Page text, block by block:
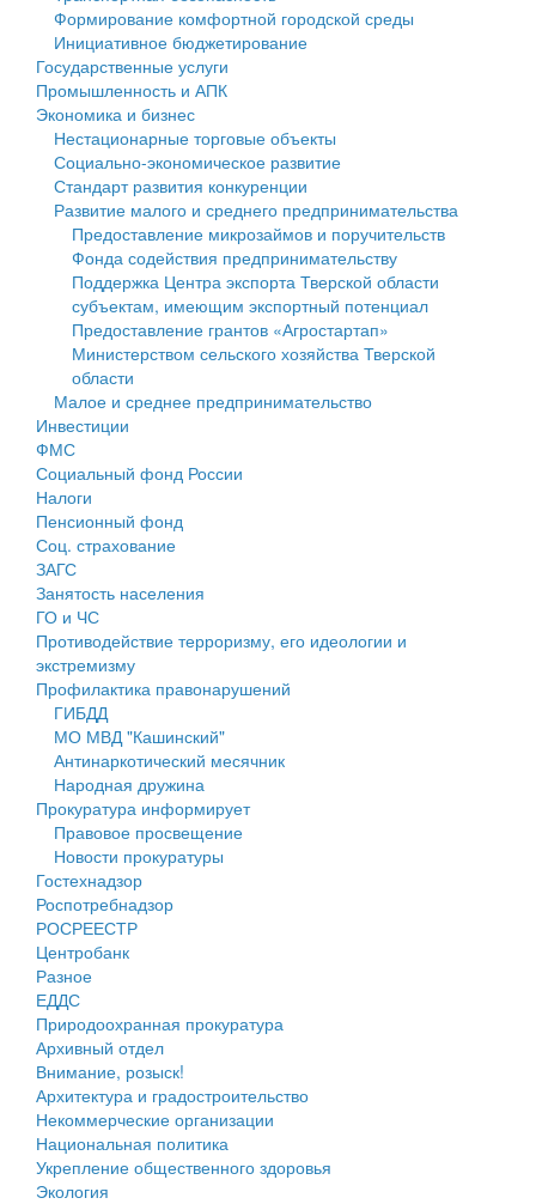
Государственные услуги
Промышленность и АПК
Экономика и бизнес
Символика
Устав
Гостям округа
Туризм
Культура
Образование
Здравоохранение
Социальная защита
Фотоальбом
муниципального округа Тверской области
Администрация Кашинского муниципального округа
Тверской области
Управление сельскими территориями
Открытые данные
Работа с обращениями граждан
Муниципальный контроль
Муниципальные услуги
Проекты административных регламентов
Антимонопольный комплаенс
Противодействие коррупции
Финансовое управление
Бюджет для граждан
Имущество
Выявление правообладателей ранее учтенных
объектов недвижимости
Имущественная поддержка субъектов малого и
среднего предпринимательства
Информационная поддержка субъектов малого и
среднего предпринимательства
Муниципальные программы
Контрольно-счетная палата
Персональные данные
Оценка регулирующего воздействия
Деятельность МУ
Нормативы градостроительного проектирования
Правила землепользования и застройки
Генеральные планы
Проекты планировки территории
Собрание депутатов
Городское поселение
Сельские поселения
Формирование комфортной городской среды
Инициативное бюджетирование
Государственные услуги
Промышленность и АПК
Экономика и бизнес
Нестационарные торговые объекты
Социально-экономическое развитие
Стандарт развития конкуренции
Развитие малого и среднего предпринимательства
Предоставление микрозаймов и поручительств
Фонда содействия предпринимательству
Поддержка Центра экспорта Тверской области
субъектам, имеющим экспортный потенциал
Предоставление грантов «Агростартап»
Министерством сельского хозяйства Тверской
области
Малое и среднее предпринимательство
Инвестиции
ФМС
Социальный фонд России
Налоги
Пенсионный фонд
Соц. страхование
ЗАГС
Занятость населения
ГО и ЧС
Противодействие терроризму, его идеологии и
экстремизму
Профилактика правонарушений
ГИБДД
МО МВД "Кашинский"
Антинаркотический месячник
Народная дружина
Прокуратура информирует
Правовое просвещение
Новости прокуратуры
Гостехнадзор
Роспотребнадзор
РОСРЕЕСТР
Центробанк
Разное
ЕДДС
Природоохранная прокуратура
Архивный отдел
Внимание, розыск!
Архитектура и градостроительство
Некоммерческие организации
Национальная политика
Укрепление общественного здоровья
Экология